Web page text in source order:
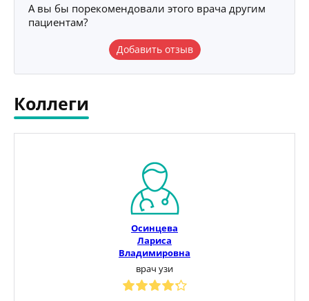
А вы бы порекомендовали этого врача другим
пациентам?
Добавить отзыв
Коллеги
Осинцева
Лариса
Владимировна
врач узи